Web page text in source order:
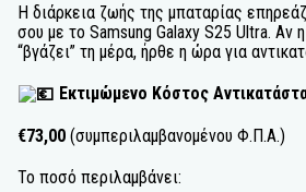
Η διάρκεια ζωής της μπαταρίας
σου με το Samsung Galaxy S25 Ultra. Αν
“βγάζει” τη μέρα, ήρθε η ώρα για
Εκτιμώμενο Κόστος
€73,00 (συμπεριλαμβανομένου Φ.Π.Α.)
Το ποσό περιλαμβάνει: